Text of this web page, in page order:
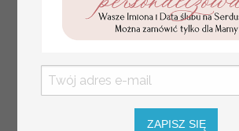
numerki na stół weselny
z tłoczonymi kwiatami,
eleganckie numerki na
numerki na stół weselny,
dekoracja stołów
10 PLN/
ZAPISZ SIĘ